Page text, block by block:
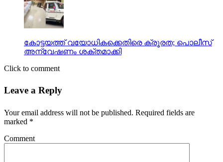
കോട്ടയത്ത് വയോധികക്കെതിരെ ക്രൂരത; പൊലീസ്
അന്വേഷണം ശക്തമാക്കി
Click to comment
Leave a Reply
Your email address will not be published. Required fields are
marked *
Comment